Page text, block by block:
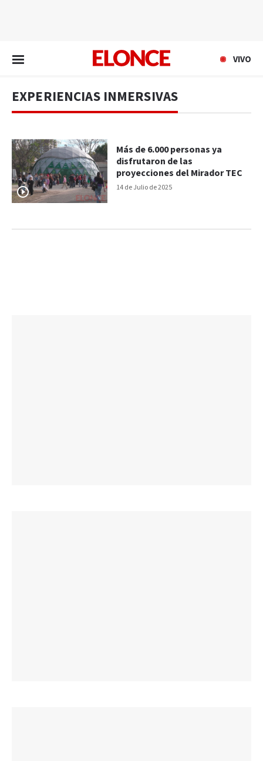
VIVO
EXPERIENCIAS INMERSIVAS
14 de Julio de 2025
Más de 6.000 personas ya
disfrutaron de las
proyecciones del Mirador TEC